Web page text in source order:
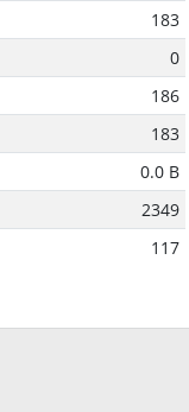
183
0
186
183
0.0 B
2349
117